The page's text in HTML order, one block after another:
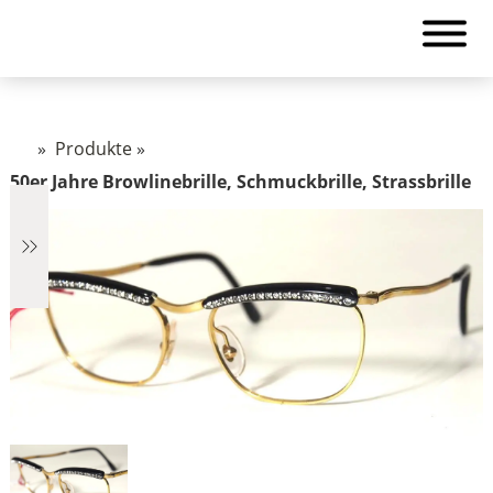
» Produkte»
50er Jahre Browlinebrille, Schmuckbrille, Strassbrille